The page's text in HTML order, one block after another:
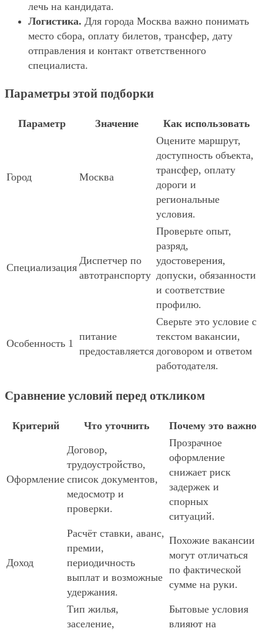
лечь на кандидата.
Логистика. Для города Москва важно понимать
место сбора, оплату билетов, трансфер, дату
отправления и контакт ответственного
специалиста.
Параметры этой подборки
Параметр Значение Как использовать
Город Москва
Оцените маршрут,
доступность объекта,
трансфер, оплату
дороги и
региональные
условия.
Специализация
Диспетчер по
автотранспорту
Проверьте опыт,
разряд,
удостоверения,
допуски, обязанности
и соответствие
профилю.
Особенность 1
питание
предоставляется
Сверьте это условие с
текстом вакансии,
договором и ответом
работодателя.
Сравнение условий перед откликом
Критерий Что уточнить Почему это важно
Оформление
Договор,
трудоустройство,
список документов,
медосмотр и
проверки.
Прозрачное
оформление
снижает риск
задержек и
спорных
ситуаций.
Доход
Расчёт ставки, аванс,
премии,
периодичность
выплат и возможные
удержания.
Похожие вакансии
могут отличаться
по фактической
сумме на руки.
Тип жилья,
заселение,
Бытовые условия
влияют на